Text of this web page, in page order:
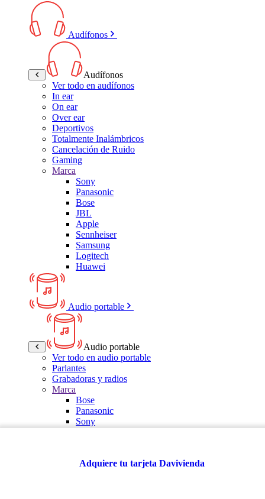
Audífonos
Audífonos
Ver todo en audífonos
In ear
On ear
Over ear
Deportivos
Totalmente Inalámbricos
Cancelación de Ruido
Gaming
Marca
Sony
Panasonic
Bose
JBL
Apple
Sennheiser
Samsung
Logitech
Huawei
Audio portable
Audio portable
Ver todo en audio portable
Parlantes
Grabadoras y radios
Marca
Bose
Panasonic
Sony
Multitech
Adquiere tu tarjeta Davivienda